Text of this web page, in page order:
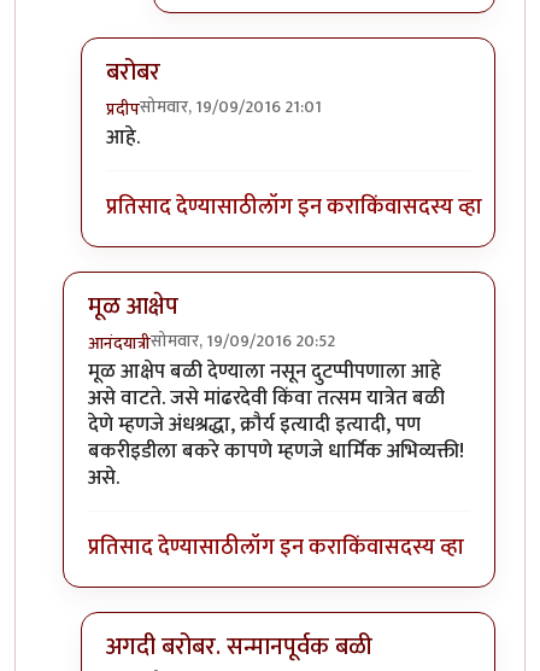
बरोबर
प्रदीपसोमवार, 19/09/2016 21:01
In reply to
आहे.
प्रतिसाद देण्यासाठीलॉग इन कराकिंवासदस्य व्हा
मूळ आक्षेप
आनंदयात्रीसोमवार, 19/09/2016 20:52
In reply toबकऱ्यांचा बळीbyआजानुकर्ण
मूळ आक्षेप बळी देण्याला नसून दुटप्पीपणाला आहे
असे वाटते. जसे मांढरदेवी किंवा तत्सम यात्रेत बळी
देणे म्हणजे अंधश्रद्धा, क्रौर्य इत्यादी इत्यादी, पण
बकरीइडीला बकरे कापणे म्हणजे धार्मिक अभिव्यक्ती!
असे.
प्रतिसाद देण्यासाठीलॉग इन कराकिंवासदस्य व्हा
अगदी बरोबर. सन्मानपूर्वक बळी